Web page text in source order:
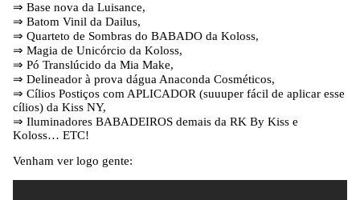
⇒ Base nova da Luisance,
⇒ Batom Vinil da Dailus,
⇒ Quarteto de Sombras do BABADO da Koloss,
⇒ Magia de Unicórcio da Koloss,
⇒ Pó Translúcido da Mia Make,
⇒ Delineador à prova dágua Anaconda Cosméticos,
⇒ Cílios Postiços com APLICADOR (suuuper fácil de aplicar esse
cílios) da Kiss NY,
⇒ Iluminadores BABADEIROS demais da RK By Kiss e
Koloss… ETC!
Venham ver logo gente: